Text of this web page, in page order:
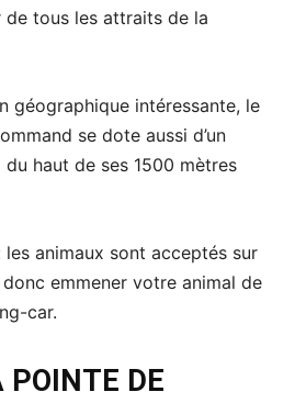
tous les attraits de la
géographique intéressante, le
se dote aussi d’un
haut de ses 1500 mètres
les animaux sont acceptés sur
emmener votre animal de
car.
POINTE DE